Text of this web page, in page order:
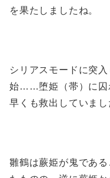
を果たしましたね。
シリアスモードに突
始……堕姫（帯）に囚
早くも救出していまし
雛鶴は蕨姫が鬼であ